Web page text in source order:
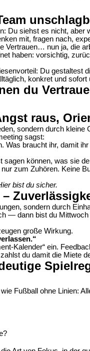
Du siehst es nicht, aber
mit, fragen nach,
Vertrauen… nun ja, die
haben: vorsichtig,
Du gestaltest
konkret und sofort
du
raus,
sondern durch kleine
sagst:
Was braucht ihr, damit
sagen können, was sie
zum Zuhören. Keine
bist du sicher.
sondern durch
— dann bist du
große Wirkung.
Kalender“ ein.
du damit die Miete
Fußball ohne Linien: